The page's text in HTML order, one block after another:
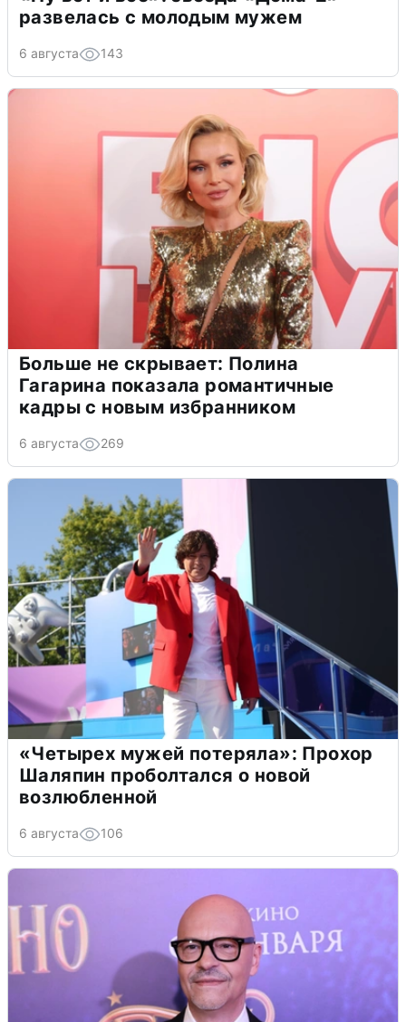
развелась с молодым мужем
6 августа 143
Больше не скрывает: Полина
Гагарина показала романтичные
кадры с новым избранником
6 августа 269
«Четырех мужей потеряла»: Прохор
Шаляпин проболтался о новой
возлюбленной
6 августа 106